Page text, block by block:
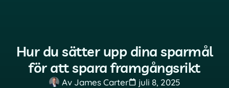
Hur du sätter upp dina sparmål
för att spara framgångsrikt
AvJames Carter juli 8, 2025